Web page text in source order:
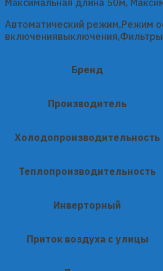
Автоматический режим,Режим
включениявыключения,Фильтры
Бренд
Производитель
Холодопроизводительность
Теплопроизводительность
Инверторный
Приток воздуха с улицы